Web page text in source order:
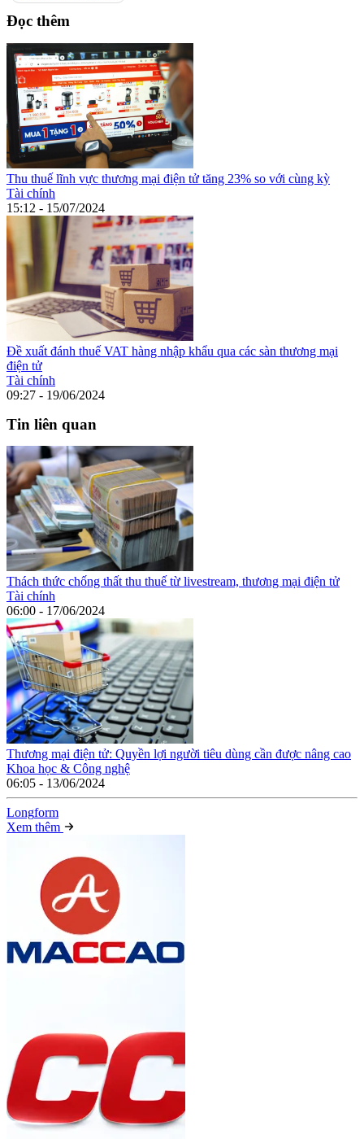
Đọc thêm
Thu thuế lĩnh vực thương mại điện tử tăng 23% so với cùng kỳ
Tài chính
15:12 - 15/07/2024
Đề xuất đánh thuế VAT hàng nhập khẩu qua các sàn thương mại
điện tử
Tài chính
09:27 - 19/06/2024
Tin liên quan
Thách thức chống thất thu thuế từ livestream, thương mại điện tử
Tài chính
06:00 - 17/06/2024
Thương mại điện tử: Quyền lợi người tiêu dùng cần được nâng cao
Khoa học & Công nghệ
06:05 - 13/06/2024
Longform
Xem thêm